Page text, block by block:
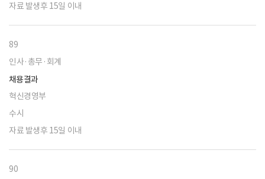
자료 발생후 15일 이내
89
인사·총무·회계
채용결과
혁신경영부
수시
자료 발생후 15일 이내
90